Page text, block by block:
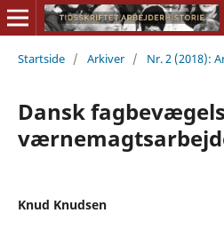
Startside / Arkiver / Nr. 2 (2018):
Dansk
Knud Knudsen